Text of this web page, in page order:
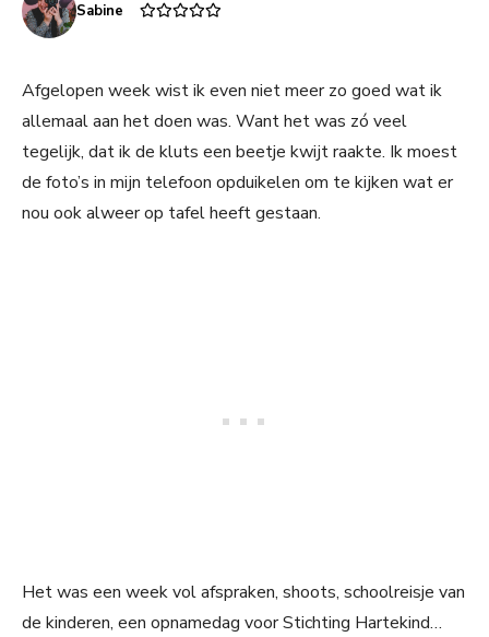
Sabine
Afgelopen week wist ik even niet meer zo goed wat ik
allemaal aan het doen was. Want het was zó veel
tegelijk, dat ik de kluts een beetje kwijt raakte. Ik moest
de foto’s in mijn telefoon opduikelen om te kijken wat er
nou ook alweer op tafel heeft gestaan.
Het was een week vol afspraken, shoots, schoolreisje van
de kinderen, een opnamedag voor Stichting Hartekind…